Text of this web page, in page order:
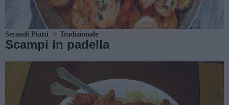
Secondi Piatti Tradizionale
Scampi in padella